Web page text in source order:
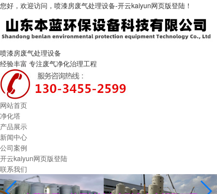
您好，欢迎访问，喷漆房废气处理设备-开云kaiyun网页版登陆！
喷漆房废气处理设备
经验丰富 专注废气净化治理工程
网站首页
净化塔
产品展示
新闻中心
公司案例
开云kaiyun网页版登陆
联系我们